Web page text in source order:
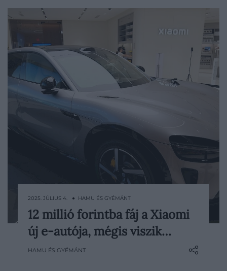
A Xiaomi YU7 nevű elektromos autója a
kiadását követő három percben már 200
ezer, az első órában pedig 289 ezer
rendelést tudhatott magáénak. Ezekkel a
2025. JÚLIUS 4. ● HAMU ÉS GYÉMÁNT
12 millió forintba fáj a Xiaomi
új e-autója, mégis viszik…
HAMU ÉS GYÉMÁNT